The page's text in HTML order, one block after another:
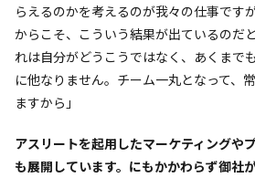
らえるのかを考えるのが我々の仕事です
からこそ、こういう結果が出ているのだ
れは自分がどうこうではなく、あくまで
に他なりません。チーム一丸となって、
ますから」
――アスリートを起用したマーケティング
も展開しています。にもかかわらず御社